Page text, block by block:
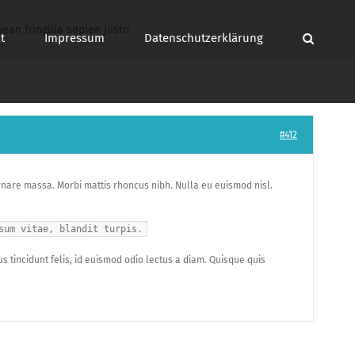
Impressum Datenschutzerklärung
fringilla sapien justo
#412
massa. Morbi mattis rhoncus nibh. Nulla eu euismod nisl.
vitae, blandit turpis.
tincidunt felis, id euismod odio lectus a diam. Quisque quis